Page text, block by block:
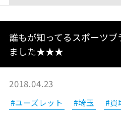
誰もが知ってるスポーツ
ました★★★
2018.04.23
#ユーズレット #埼玉 #買